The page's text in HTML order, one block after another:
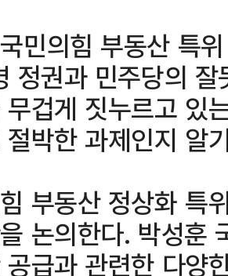
민의힘 부동산 특
정권과 민주당의
겁게 짓누르고 있
박한 과제인지 알
부동산 정상화 특
논의한다. 박성훈
급과 관련한 다양